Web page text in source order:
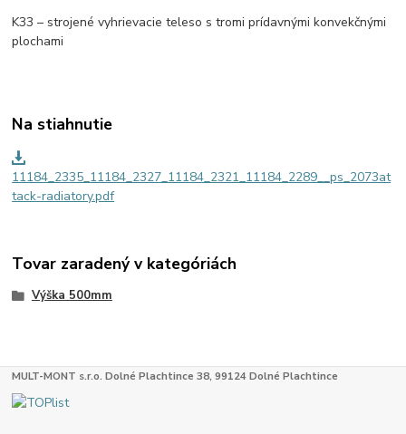
K33 – strojené vyhrievacie teleso s tromi prídavnými konvekčnými
plochami
Na stiahnutie
11184_2335_11184_2327_11184_2321_11184_2289__ps_2073at
tack-radiatory.pdf
Tovar zaradený v kategóriách
Výška 500mm
MULT-MONT s.r.o. Dolné Plachtince 38, 99124 Dolné Plachtince